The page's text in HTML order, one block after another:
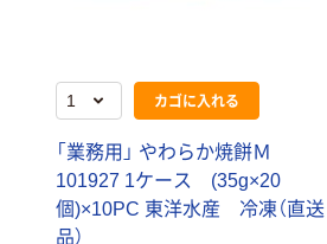
カゴに入れる
「業務用」 やわらか焼餅Ｍ
101927 1ケース (35g×20
個)×10PC 東洋水産 冷凍（直送
品）